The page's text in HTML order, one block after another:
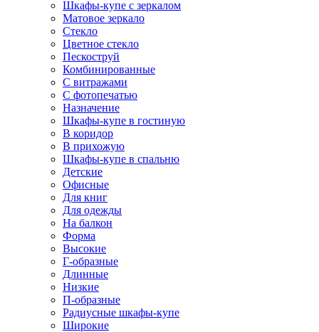
Шкафы-купе с зеркалом
Матовое зеркало
Стекло
Цветное стекло
Пескоструй
Комбинированные
С витражами
С фотопечатью
Назначение
Шкафы-купе в гостиную
В коридор
В прихожую
Шкафы-купе в спальню
Детские
Офисные
Для книг
Для одежды
На балкон
Форма
Высокие
Г-образные
Длинные
Низкие
П-образные
Радиусные шкафы-купе
Широкие